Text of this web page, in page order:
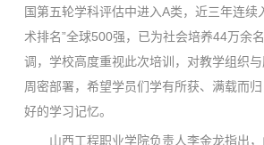
国第五轮学科评估中进入A类，近三年连续
术排名”全球500强，已为社会培养44万余
调，学校高度重视此次培训，对教学组织
周密部署，希望学员们学有所获、满载而
好的学习记忆。
山西工程职业学院负责人李金龙指出